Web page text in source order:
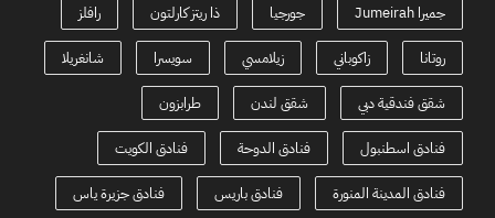
جميرا Jumeirah جورجيا ذا ريتز كارلتون رافلز
روتانا زاكوباني زيلامسي سويسرا شانغريلا
شقق فندقية دبي شقق لندن طرابزون
فنادق اسطنبول فنادق الدوحة فنادق الكويت
فنادق المدينة المنورة فنادق باريس فنادق جزيرة ياس